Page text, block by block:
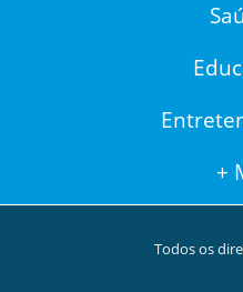
+
Todos os